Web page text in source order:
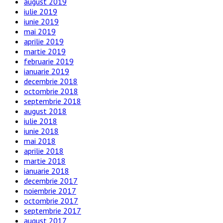
iulie 2019
iunie 2019
mai 2019
aprilie 2019
martie 2019
februarie 2019
ianuarie 2019
decembrie 2018
octombrie 2018
septembrie 2018
august 2018
iulie 2018
iunie 2018
mai 2018
aprilie 2018
martie 2018
ianuarie 2018
decembrie 2017
noiembrie 2017
octombrie 2017
septembrie 2017
august 2017